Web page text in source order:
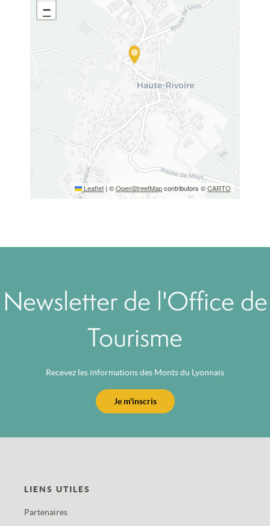
−
Leaflet | ©OpenStreetMapcontributors ©CARTO
Newsletter de l'Office de
Tourisme
Recevez les informations des Monts du Lyonnais
Je m'inscris
LIENS UTILES
Partenaires